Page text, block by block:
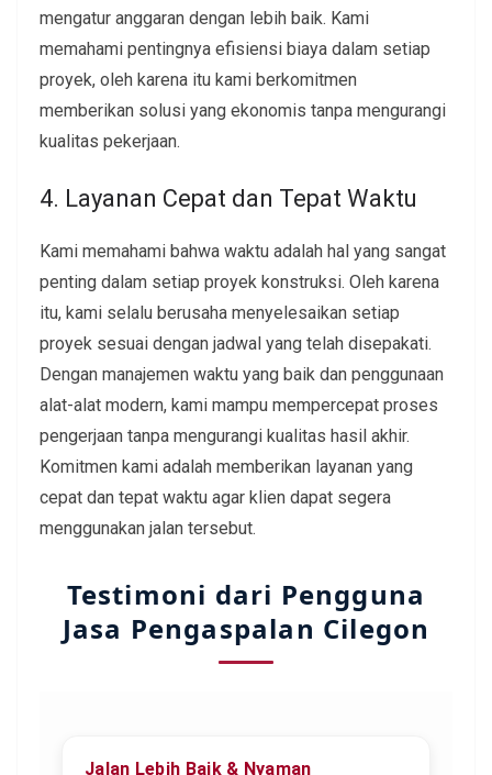
mengatur anggaran dengan lebih baik. Kami
memahami pentingnya efisiensi biaya dalam setiap
proyek, oleh karena itu kami berkomitmen
memberikan solusi yang ekonomis tanpa mengurangi
kualitas pekerjaan.
4. Layanan Cepat dan Tepat Waktu
Kami memahami bahwa waktu adalah hal yang sangat
penting dalam setiap proyek konstruksi. Oleh karena
itu, kami selalu berusaha menyelesaikan setiap
proyek sesuai dengan jadwal yang telah disepakati.
Dengan manajemen waktu yang baik dan penggunaan
alat-alat modern, kami mampu mempercepat proses
pengerjaan tanpa mengurangi kualitas hasil akhir.
Komitmen kami adalah memberikan layanan yang
cepat dan tepat waktu agar klien dapat segera
menggunakan jalan tersebut.
Testimoni dari Pengguna
Jasa Pengaspalan Cilegon
Jalan Lebih Baik & Nyaman